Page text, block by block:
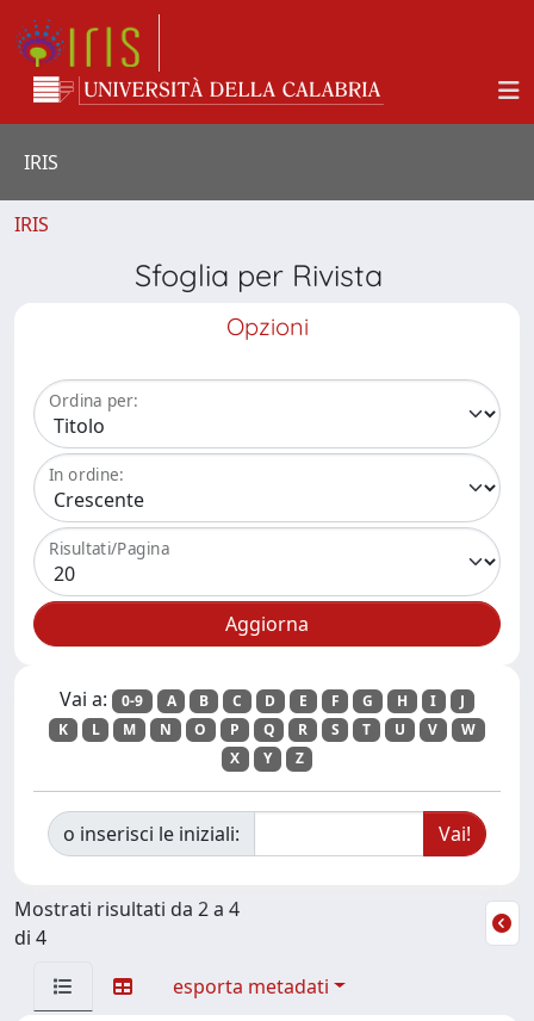
IRIS
IRIS
Sfoglia per Rivista
Opzioni
Ordina per:
In ordine:
Risultati/Pagina
Vai a: 0-9 A B C D E F G H I
J
K
L M N O P Q R S T U V
W
X
Y Z
o inserisci le iniziali:
Mostrati risultati da 2 a 4
di 4
esporta metadati